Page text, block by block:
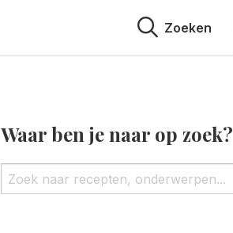
Zoeken
Waar ben je naar op zoek?